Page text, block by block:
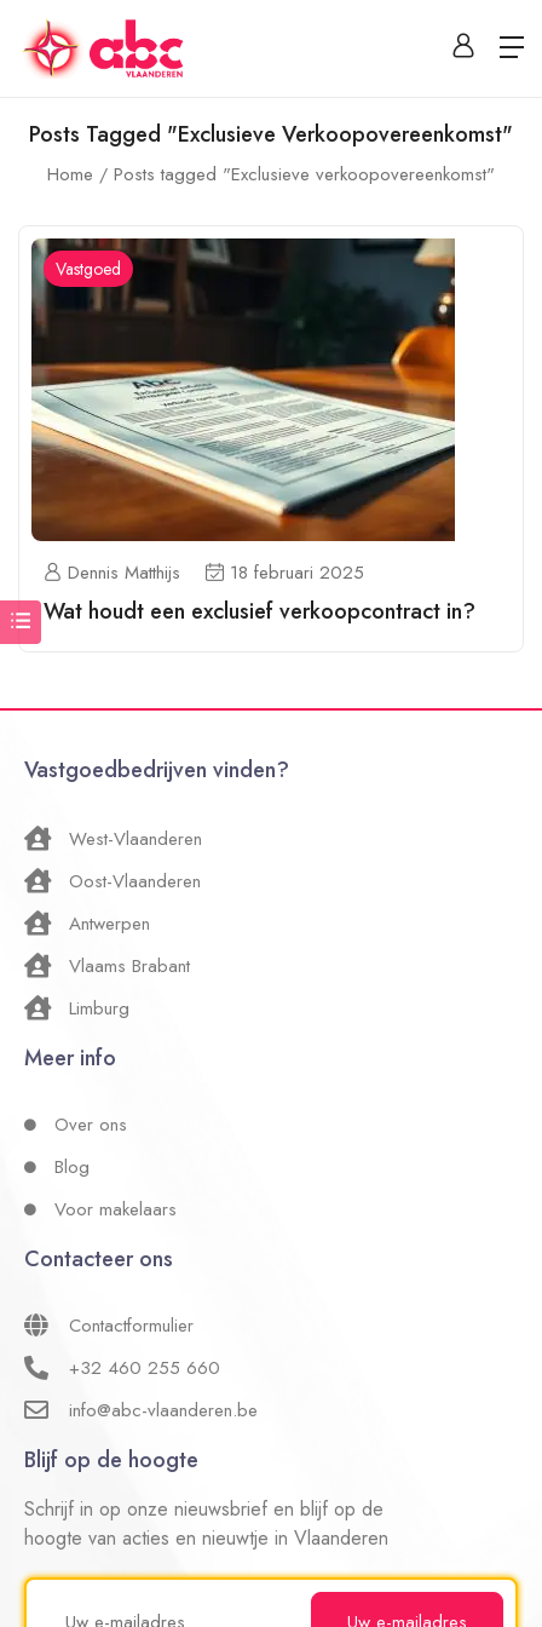
Posts Tagged "Exclusieve Verkoopovereenkomst"
Home Posts tagged "Exclusieve verkoopovereenkomst"
Vastgoed
Dennis Matthijs 18 februari 2025
Wat houdt een exclusief verkoopcontract in?
Vastgoedbedrijven vinden?
West-Vlaanderen
Oost-Vlaanderen
Antwerpen
Vlaams Brabant
Limburg
Meer info
Over ons
Blog
Voor makelaars
Contacteer ons
Contactformulier
+32 460 255 660
info@abc-vlaanderen.be
Blijf op de hoogte
Schrijf in op onze nieuwsbrief en blijf op de
hoogte van acties en nieuwtje in Vlaanderen